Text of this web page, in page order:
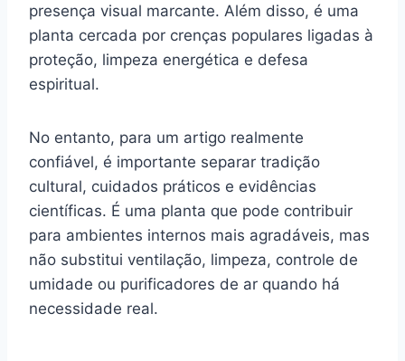
presença visual marcante. Além disso, é uma
planta cercada por crenças populares ligadas à
proteção, limpeza energética e defesa
espiritual.
No entanto, para um artigo realmente
confiável, é importante separar tradição
cultural, cuidados práticos e evidências
científicas. É uma planta que pode contribuir
para ambientes internos mais agradáveis, mas
não substitui ventilação, limpeza, controle de
umidade ou purificadores de ar quando há
necessidade real.